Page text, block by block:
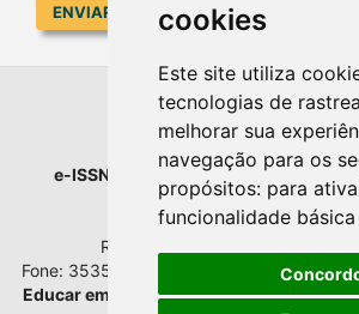
cookies
Este site utiliza
tecnologias de
melhorar sua
navegação para os
propósitos: para
funcionalidade
ENVIAR SUBMISSÃO
EDUCAR EM
e-ISSN : 1984-0411 | Prefixo DOI :
Universidade Federal do
Setor de Educação - Campus
Rua Rockefeller, nº 57, 2.º andar
Fone: 3535-6207 | Bairro: Rebouças |
Educar em Revistaesta licenciada com